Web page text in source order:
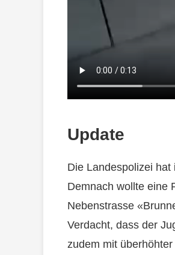
Update
Die Landespolizei
Demnach wollte eine
Nebenstrasse
Verdacht, dass der
zudem mit